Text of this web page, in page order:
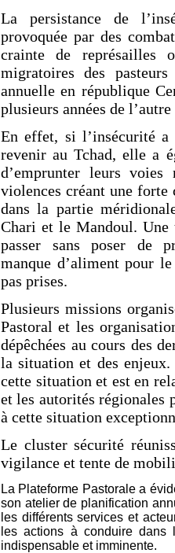
La persistance de
provoquée par des
crainte de représailles
migratoires des
annuelle en république
plusieurs années de
En effet, si l’insécurité a
revenir au Tchad, elle a
d’emprunter leurs
violences créant une forte
dans la partie
Chari et le Mandoul. Une
passer sans poser de
manque d’aliment pour
pas prises.
Plusieurs missions
Pastoral et les
dépêchées au cours des
la situation et des enjeux.
cette situation et est en
et les autorités régionales
à cette situation
Le cluster sécurité
vigilance et tente de
La Plateforme Pastoralea
son atelier de planification
les différents services et
les actions à conduire dans
indispensable et imminente.